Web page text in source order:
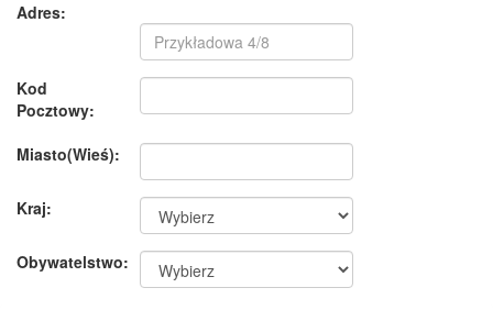
Adres:
Kod
Pocztowy:
Miasto(Wieś):
Kraj:
Obywatelstwo: